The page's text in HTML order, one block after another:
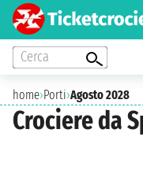
Cerca
home›Porti›Agosto 2028
Crociere da